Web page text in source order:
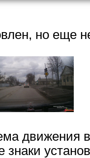
но еще
движения